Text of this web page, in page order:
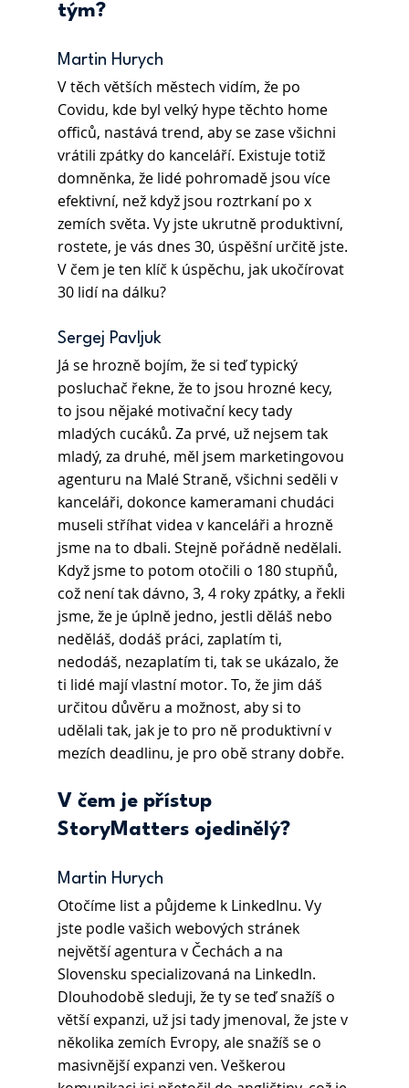
tým?
Martin Hurych
V těch větších městech vidím, že po
Covidu, kde byl velký hype těchto home
officů, nastává trend, aby se zase všichni
vrátili zpátky do kanceláří. Existuje totiž
domněnka, že lidé pohromadě jsou více
efektivní, než když jsou roztrkaní po x
zemích světa. Vy jste ukrutně produktivní,
rostete, je vás dnes 30, úspěšní určitě jste.
V čem je ten klíč k úspěchu, jak ukočírovat
30 lidí na dálku?
Sergej Pavljuk
Já se hrozně bojím, že si teď typický
posluchač řekne, že to jsou hrozné kecy,
to jsou nějaké motivační kecy tady
mladých cucáků. Za prvé, už nejsem tak
mladý, za druhé, měl jsem marketingovou
agenturu na Malé Straně, všichni seděli v
kanceláři, dokonce kameramani chudáci
museli stříhat videa v kanceláři a hrozně
jsme na to dbali. Stejně pořádně nedělali.
Když jsme to potom otočili o 180 stupňů,
což není tak dávno, 3, 4 roky zpátky, a řekli
jsme, že je úplně jedno, jestli děláš nebo
neděláš, dodáš práci, zaplatím ti,
nedodáš, nezaplatím ti, tak se ukázalo, že
ti lidé mají vlastní motor. To, že jim dáš
určitou důvěru a možnost, aby si to
udělali tak, jak je to pro ně produktivní v
mezích deadlinu, je pro obě strany dobře.
V čem je přístup
StoryMatters ojedinělý?
Martin Hurych
Otočíme list a půjdeme k LinkedInu. Vy
jste podle vašich webových stránek
největší agentura v Čechách a na
Slovensku specializovaná na LinkedIn.
Dlouhodobě sleduji, že ty se teď snažíš o
větší expanzi, už jsi tady jmenoval, že jste v
několika zemích Evropy, ale snažíš se o
masivnější expanzi ven. Veškerou